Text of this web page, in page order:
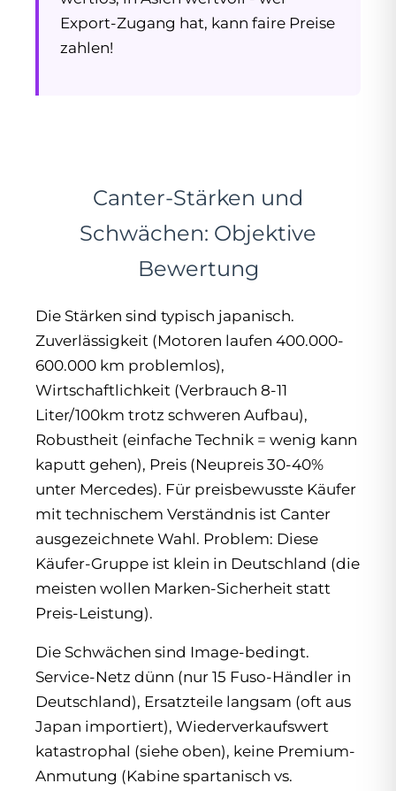
Export-Zugang hat, kann faire Preise
zahlen!
Canter-Stärken und
Schwächen: Objektive
Bewertung
Die Stärken sind typisch japanisch.
Zuverlässigkeit (Motoren laufen 400.000-
600.000 km problemlos),
Wirtschaftlichkeit (Verbrauch 8-11
Liter/100km trotz schweren Aufbau),
Robustheit (einfache Technik = wenig kann
kaputt gehen), Preis (Neupreis 30-40%
unter Mercedes). Für preisbewusste Käufer
mit technischem Verständnis ist Canter
ausgezeichnete Wahl. Problem: Diese
Käufer-Gruppe ist klein in Deutschland (die
meisten wollen Marken-Sicherheit statt
Preis-Leistung).
Die Schwächen sind Image-bedingt.
Service-Netz dünn (nur 15 Fuso-Händler in
Deutschland), Ersatzteile langsam (oft aus
Japan importiert), Wiederverkaufswert
katastrophal (siehe oben), keine Premium-
Anmutung (Kabine spartanisch vs.